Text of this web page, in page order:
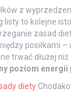
z
listy to kolejne
zasad
posiłkami
trwać dłużej niż
poziom energii
diety